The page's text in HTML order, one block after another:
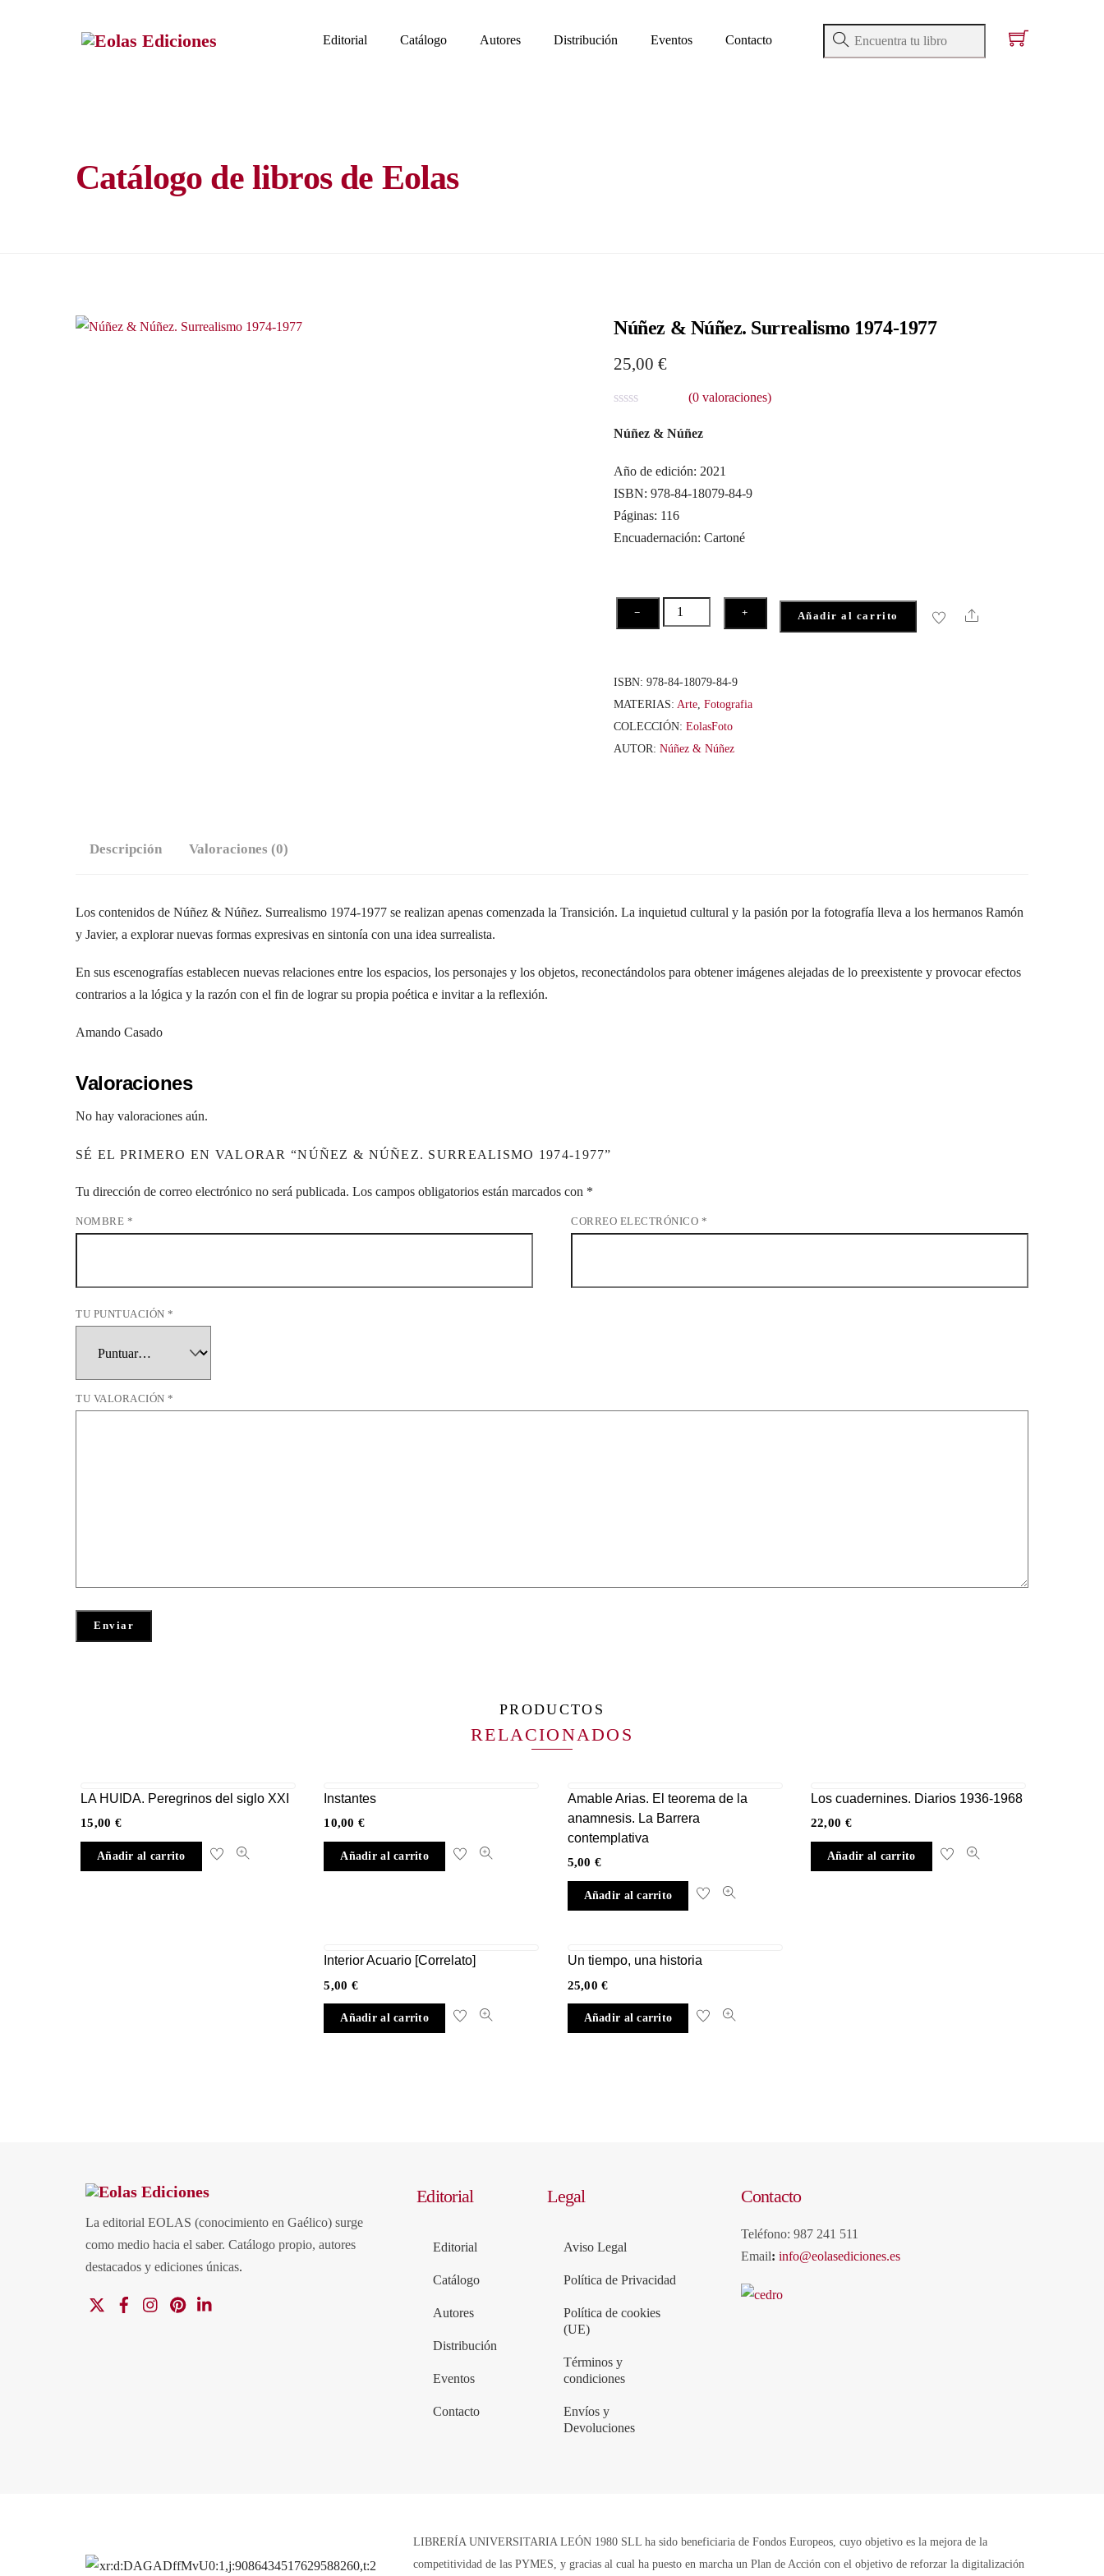
Editorial Catálogo Autores Distribución Eventos Contacto
Catálogo de libros de Eolas
Núñez & Núñez. Surrealismo 1974-1977
25,00€
a
r
d
o
c
o
5
(0valoraciones)
Núñez & Núñez
Año de edición: 2021
ISBN: 978-84-18079-84-9
Páginas: 116
Encuadernación: Cartoné
−
Núñez
&
1977
+ Añadir al carrito Share
ISBN:978-84-18079-84-9
MATERIAS: Arte ,Fotografia
COLECCIÓN:EolasFoto
AUTOR:Núñez & Núñez
Descripción Valoraciones (0)
Los contenidos de Núñez & Núñez. Surrealismo 1974-1977 se realizan apenas comenzada la Transición. La inquietud cultural y la pasión por la fotografía lleva a los hermanos Ramón
y Javier, a explorar nuevas formas expresivas en sintonía con una idea surrealista.
En sus escenografías establecen nuevas relaciones entre los espacios, los personajes y los objetos, reconectándolos para obtener imágenes alejadas de lo preexistente y provocar efectos
contrarios a la lógica y la razón con el fin de lograr su propia poética e invitar a la reflexión.
Amando Casado
Valoraciones
No hay valoraciones aún.
SÉ EL PRIMERO EN VALORAR “NÚÑEZ & NÚÑEZ. SURREALISMO 1974-1977”
Tu dirección de correo electrónico no será publicada. Los campos obligatorios están marcados con *
NOMBRE * CORREO ELECTRÓNICO *
TU PUNTUACIÓN*
TU VALORACIÓN*
PRODUCTOS
RELACIONADOS
LA HUIDA. Peregrinos del siglo XXI
15,00 €
Añadir al carrito
Instantes
10,00€
Añadir al carrito
Amable Arias. El teorema de la
anamnesis. La Barrera
contemplativa
5,00€
Añadir al carrito
Los cuadernines. Diarios 1936-1968
22,00 €
Añadir al carrito
Interior Acuario [Correlato]
5,00 €
Añadir al carrito
Un tiempo, una historia
25,00€
Añadir al carrito
La editorial EOLAS (conocimiento en Gaélico) surge
como medio hacia el saber. Catálogo propio, autores
destacados y ediciones únicas.
FacebookInstagramPinterest
Editorial
Editorial
Catálogo
Autores
Distribución
Eventos
Contacto
Legal
Aviso Legal
Política de Privacidad
Política de cookies
(UE)
Términos y
condiciones
Envíos y
Devoluciones
Contacto
Teléfono: 987 241 511
Email: info@eolasediciones.es
LIBRERÍA UNIVERSITARIA LEÓN 1980 SLL ha sido beneficiaria de Fondos Europeos, cuyo objetivo es la mejora de la
competitividad de las PYMES, y gracias al cual ha puesto en marcha un Plan de Acción con el objetivo de reforzar la digitalización